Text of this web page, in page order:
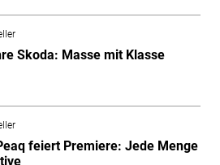
Skoda: Masse mit Klasse
feiert Premiere: Jede Menge